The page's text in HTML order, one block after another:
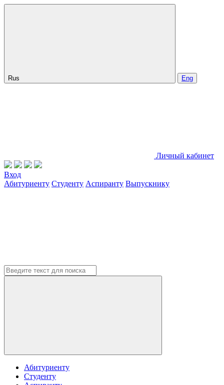
Rus Eng
Личный кабинет
Вход
Абитуриенту Студенту Аспиранту Выпускнику
Абитуриенту
Студенту